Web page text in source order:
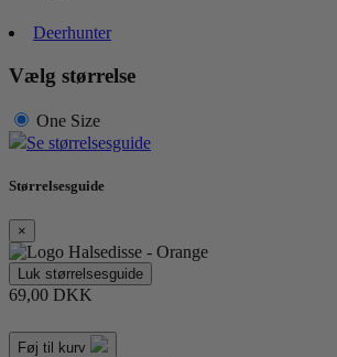
Deerhunter
Vælg størrelse
One Size
Se størrelsesguide
Størrelsesguide
×
Luk størrelsesguide
69,00 DKK
Føj til kurv